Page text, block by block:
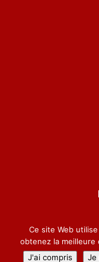
LEGAL
Ce site Web
obtenez la meilleure
J'ai compris
Je